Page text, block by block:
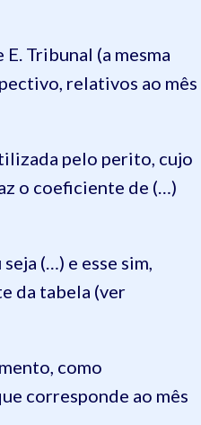
Tribunal (a mesma
relativos ao mês
pelo perito, cujo
o coeficiente de (…)
(…) e esse sim,
da tabela (ver
como
corresponde ao mês